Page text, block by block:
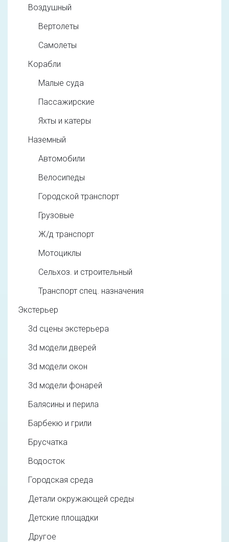
Воздушный
Вертолеты
Самолеты
Корабли
Малые суда
Пассажирские
Яхты и катеры
Наземный
Автомобили
Велосипеды
Городской транспорт
Грузовые
Ж/д транспорт
Мотоциклы
Сельхоз. и строительный
Транспорт спец. назначения
Экстерьер
3d cцены экстерьера
3d модели дверей
3d модели окон
3d модели фонарей
Балясины и перила
Барбекю и грили
Брусчатка
Водосток
Городская среда
Детали окружающей среды
Детские площадки
Другое